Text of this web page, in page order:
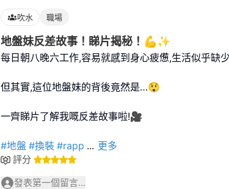
吹水 職場
地盤妹反差故事！睇片揭秘！💪✨
每日朝八晚六工作,容易就感到身心疲憊,生活似乎缺
但其實,這位地盤妹的背後竟然是…😲
一齊睇片了解我嘅反差故事啦!🎥
#地盤 #換裝 #rapp ... 更多
評分
發表第一個留言...